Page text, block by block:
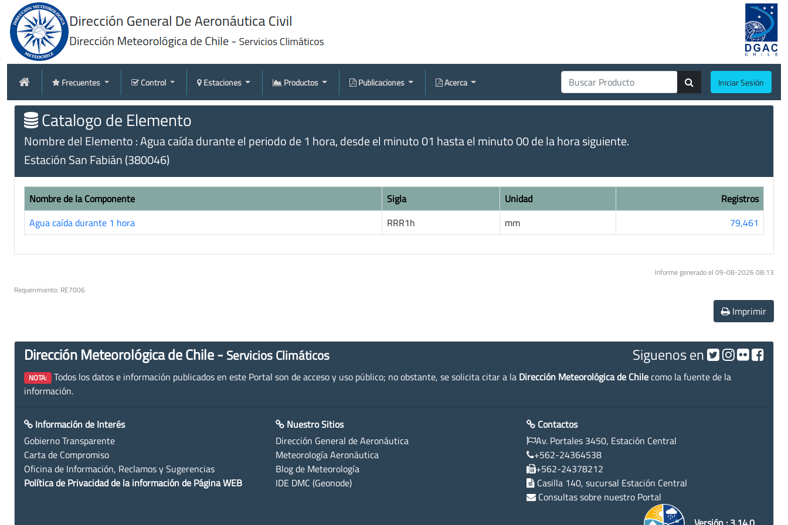
Frecuentes Control Estaciones Productos Publicaciones Acerca Iniciar Sesión
Catalogo de Elemento
Nombre del Elemento : Agua caída durante el periodo de 1 hora, desde el minuto 01 hasta el minuto 00 de la hora siguiente.
Estación San Fabián (380046)
Nombre de la Componente Sigla Unidad
Registros
Agua caída durante 1 hora
RRR1h mm 79,461
Informe generado el 09-08-2026 08:13
Requerimiento: RE7006
Imprimir
Dirección Meteorológica de Chile - Servicios Climáticos Siguenos en
NOTA: Todos los datos e información publicados en este Portal son de acceso y uso público; no obstante, se solicita citar a la Dirección Meteorológica de Chilecomo la fuente de la
información.
Información de Interés
Gobierno Transparente
Carta de Compromiso
Oficina de Información, Reclamos y Sugerencias
Política de Privacidad de la información de Página WEB
Nuestro Sitios
Dirección General de Aeronáutica
Meteorología Aeronáutica
Blog de Meteorología
IDE DMC (Geonode)
Contactos
Av. Portales 3450, Estación Central
+562-24364538
+562-24378212
Casilla 140, sucursal Estación Central
Consultas sobre nuestro Portal